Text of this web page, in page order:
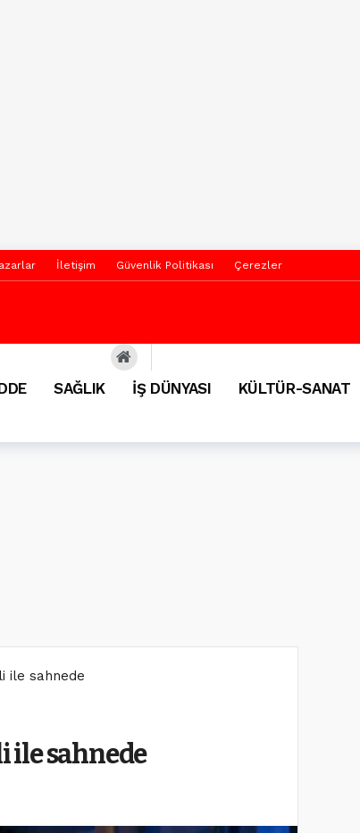
İletişim Güvenlik Politikası Çerezler
SAĞLIK İŞ DÜNYASI KÜLTÜR-SANAT
ile sahnede
ile sahnede